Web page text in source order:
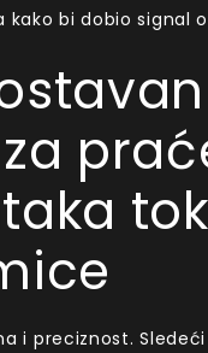
kako bi dobio signal
i preciznost.